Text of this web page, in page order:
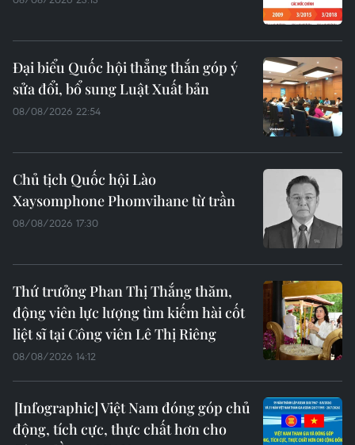
Đại biểu Quốc hội thẳng thắn góp ý
sửa đổi, bổ sung Luật Xuất bản
08/08/2026 22:54
Chủ tịch Quốc hội Lào
Xaysomphone Phomvihane từ trần
08/08/2026 17:30
Thứ trưởng Phan Thị Thắng thăm,
động viên lực lượng tìm kiếm hài cốt
liệt sĩ tại Công viên Lê Thị Riêng
08/08/2026 14:12
Việt Nam đóng góp chủ
động, tích cực, thực chất hơn cho